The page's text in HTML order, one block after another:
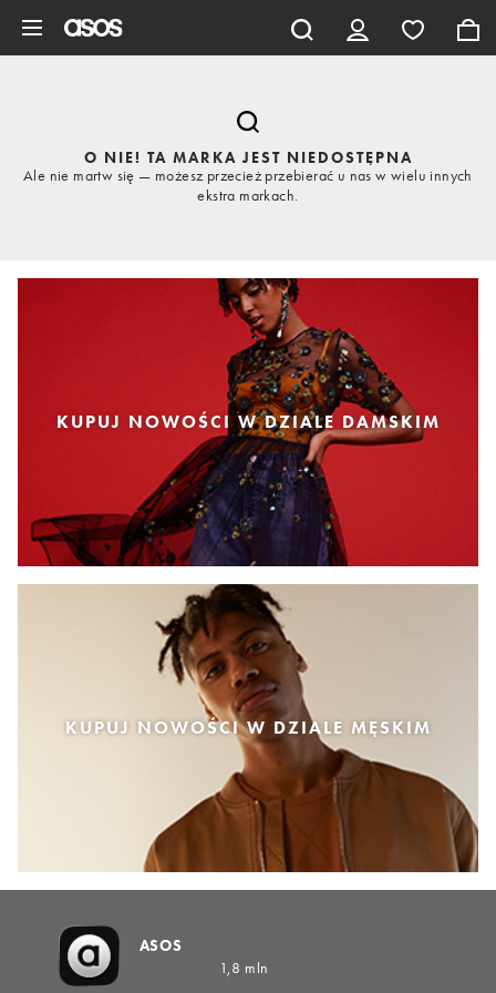
O NIE! TA MARKA JEST NIEDOSTĘPNA
Ale nie martw się — możesz przecież przebierać u nas w wielu innych
ekstra markach.
KUPUJ NOWOŚCI W DZIALE DAMSKIM
KUPUJ NOWOŚCI W DZIALE MĘSKIM
ASOS
1,8 mln